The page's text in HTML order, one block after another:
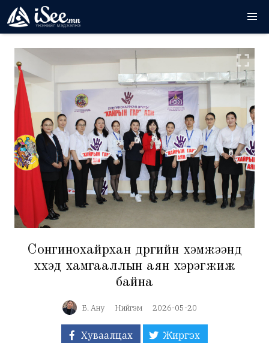
Сонгинохайрхан дүүргийн хэмжээнд
хүүхэд хамгааллын аян хэрэгжиж
байна
Б. Ану Нийгэм 2026-05-20
Хуваалцах Жиргэх